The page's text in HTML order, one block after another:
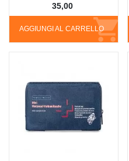
AGGIUNGI AL CARRELLO
35,00